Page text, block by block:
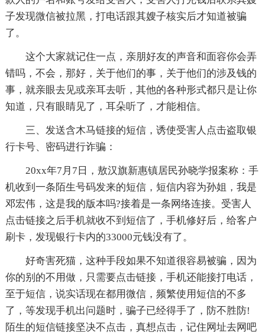
子发现微信被拉黑，打电话跟其嫂子核实后才知道被骗
了。
这个大家就记住一点，亲朋好友的声音和面容你会弄
错吗，不会，那好，关于他们的事，关于他们的涉及钱的
事，就亲眼去见或亲耳去听，其他的各种形式都只是让你
知道，只有眼睛见了，耳朵听了，才能相信。
三、发送含木马链接的短信，诱使受害人点击盗取银
行卡号、密码进行诈骗：
20xx年7月7日，敖汉旗新惠镇居民孙晓学报案称：手
机收到一条陌生号码发来的短信，短信内容为孙姐，我是
邓宏伟，这是我的版本吗?接着是一条网络连接。受害人
点击链接之后手机就收不到短信了，手机修好后，给客户
刷卡，发现银行卡内的33000元钱没有了。
好奇害死猫，这种手段如果不知道很容易被骗，因为
你的别的不用做，只需要点击链接，手机还能接打电话，
至于短信，说实话现在都用微信，频繁使用短信的不多
了，等发现手机出问题时，骗子已经得手了，防不胜防!
陌生的短信链接坚决不点击，真想点击，记住网址去网吧